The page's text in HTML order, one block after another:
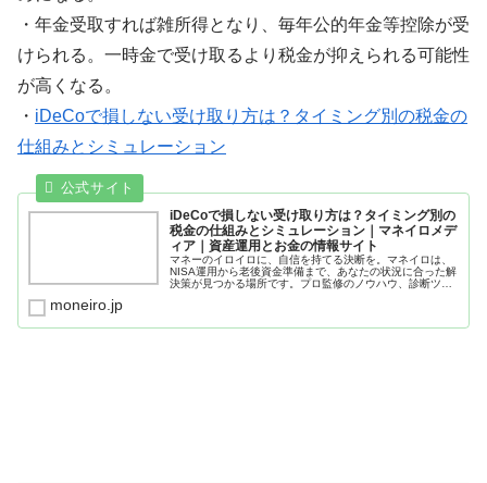
・年金受取すれば雑所得となり、毎年公的年金等控除が受
けられる。一時金で受け取るより税金が抑えられる可能性
が高くなる。
・ iDeCoで損しない受け取り方は？タイミング別の税金の
仕組みとシミュレーション
iDeCoで損しない受け取り方は？タイミング別の
税金の仕組みとシミュレーション｜マネイロメデ
ィア｜資産運用とお金の情報サイト
マネーのイロイロに、自信を持てる決断を。マネイロは、
NISA運用から老後資金準備まで、あなたの状況に合った解
決策が見つかる場所です。プロ監修のノウハウ、診断ツー
moneiro.jp